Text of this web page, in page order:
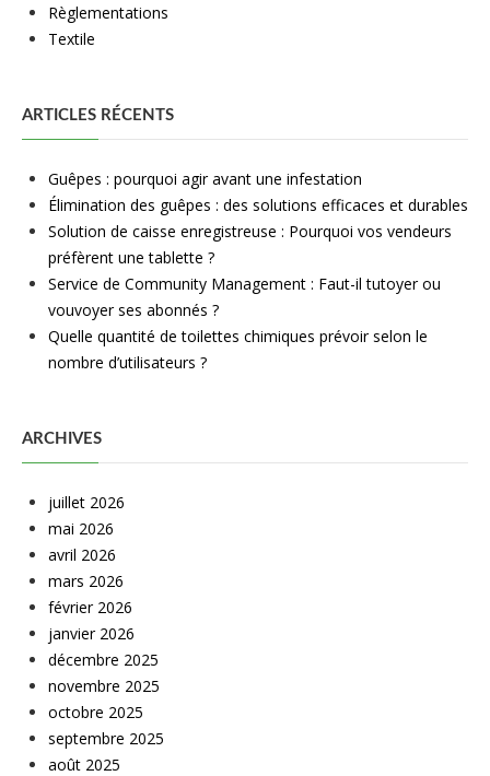
Règlementations
Textile
ARTICLES RÉCENTS
Guêpes : pourquoi agir avant une infestation
Élimination des guêpes : des solutions efficaces et durables
Solution de caisse enregistreuse : Pourquoi vos vendeurs
préfèrent une tablette ?
Service de Community Management : Faut-il tutoyer ou
vouvoyer ses abonnés ?
Quelle quantité de toilettes chimiques prévoir selon le
nombre d’utilisateurs ?
ARCHIVES
juillet 2026
mai 2026
avril 2026
mars 2026
février 2026
janvier 2026
décembre 2025
novembre 2025
octobre 2025
septembre 2025
août 2025